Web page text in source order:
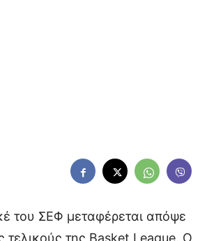
του ΣΕΦ μεταφέρεται απόψε
τελικούς της Basket League. Ο